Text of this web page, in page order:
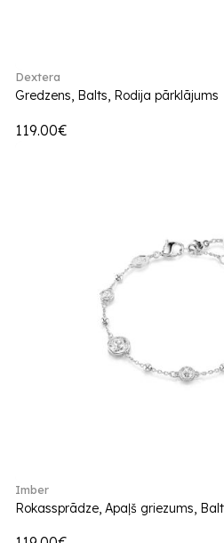
Dextera
Gredzens, Balts, Rodija pārklājums
119.00€
Imber
Rokassprādze, Apaļš griezums,